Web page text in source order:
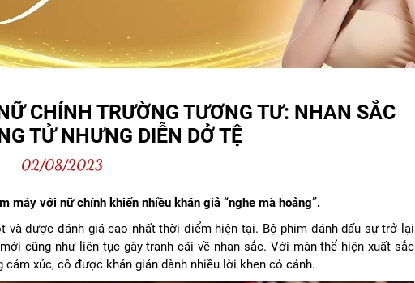
CHÍNH TRƯỜNG TƯƠNG TƯ: NHAN SẮC
TỬ NHƯNG DIỄN DỞ TỆ
02/08/2023
với nữ chính khiến nhiều khán giả “nghe mà hoảng”.
và được đánh giá cao nhất thời điểm hiện tại. Bộ phim đánh dấu sự trở lại
cũng như liên tục gây tranh cãi về nhan sắc. Với màn thể hiện xuất sắc
xúc, cô được khán giản dành nhiều lời khen có cánh.